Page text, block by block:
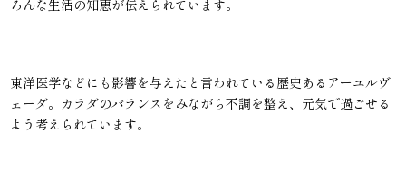
ろんな生活の知恵が伝えられています。
東洋医学などにも影響を与えたと言われている歴史あるアーユルヴ
ェーダ。カラダのバランスをみながら不調を整え、元気で過ごせる
よう考えられています。